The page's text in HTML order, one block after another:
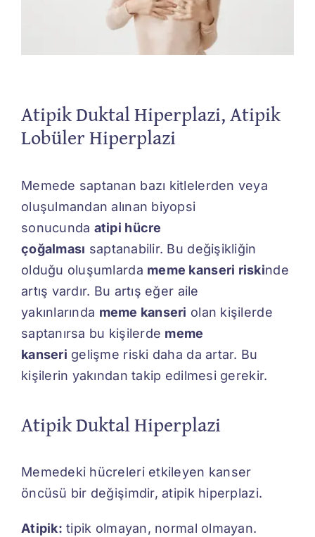
Atipik Duktal Hiperplazi, Atipik
Lobüler Hiperplazi
Memede saptanan bazı kitlelerden veya
oluşulmandan alınan biyopsi
sonucunda atipi hücre
çoğalması saptanabilir. Bu değişikliğin
olduğu oluşumlarda meme kanseri riskinde
artış vardır. Bu artış eğer aile
yakınlarında meme kanseri olan kişilerde
saptanırsa bu kişilerde meme
kanseri gelişme riski daha da artar. Bu
kişilerin yakından takip edilmesi gerekir.
Atipik Duktal Hiperplazi
Memedeki hücreleri etkileyen kanser
öncüsü bir değişimdir, atipik hiperplazi.
Atipik: tipik olmayan, normal olmayan.